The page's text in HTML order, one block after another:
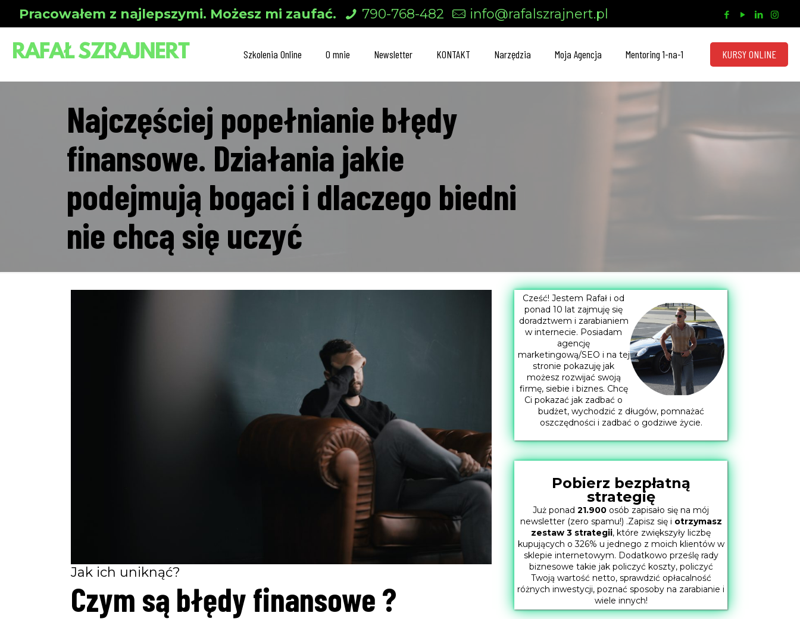
Pracowałem z najlepszymi. Możesz mi zaufać. 790-768-482 info@rafalszrajnert.pl
Szkolenia Online O mnie Newsletter KONTAKT Narzędzia Moja Agencja Mentoring 1-na-1 KURSY ONLINE
Najczęściej popełnianie błędy
finansowe. Działania jakie
podejmują bogaci i dlaczego biedni
nie chcą się uczyć
Jak ich uniknąć?
Czym są błędy finansowe ?
Cześć! Jestem Rafał i od
ponad 10 lat zajmuję się
doradztwem i zarabianiem
w internecie. Posiadam
agencję
marketingową/SEO i na tej
stronie pokazuję jak
możesz rozwijać swoją
firmę, siebie i biznes. Chcę
Ci pokazać jak zadbać o
budżet, wychodzić z długów, pomnażać
oszczędności i zadbać o godziwe życie.
Pobierz bezpłatną
strategię
Już ponad 21.900 osób zapisało się na mój
newsletter (zero spamu!) .Zapisz się i otrzymasz
zestaw 3 strategii, które zwiększyły liczbę
kupujących o 326% u jednego z moich klientów w
sklepie internetowym. Dodatkowo prześlę rady
biznesowe takie jak policzyć koszty, policzyć
Twoją wartość netto, sprawdzić opłacalność
różnych inwestycji, poznać sposoby na zarabianie i
wiele innych!